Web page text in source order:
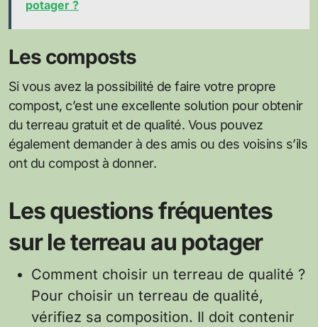
potager ?
Les composts
Si vous avez la possibilité de faire votre propre
compost, c’est une excellente solution pour obtenir
du terreau gratuit et de qualité. Vous pouvez
également demander à des amis ou des voisins s’ils
ont du compost à donner.
Les questions fréquentes
sur le terreau au potager
Comment choisir un terreau de qualité ?
Pour choisir un terreau de qualité,
vérifiez sa composition. Il doit contenir